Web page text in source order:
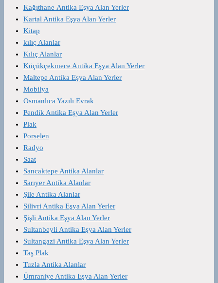
Kağıthane Antika Eşya Alan Yerler
Kartal Antika Eşya Alan Yerler
Kitap
kılıç Alanlar
Kılıç Alanlar
Küçükçekmece Antika Eşya Alan Yerler
Maltepe Antika Eşya Alan Yerler
Mobilya
Osmanlıca Yazılı Evrak
Pendik Antika Eşya Alan Yerler
Plak
Porselen
Radyo
Saat
Sancaktepe Antika Alanlar
Sarıyer Antika Alanlar
Şile Antika Alanlar
Silivri Antika Eşya Alan Yerler
Şişli Antika Eşya Alan Yerler
Sultanbeyli Antika Eşya Alan Yerler
Sultangazi Antika Eşya Alan Yerler
Taş Plak
Tuzla Antika Alanlar
Ümraniye Antika Eşya Alan Yerler